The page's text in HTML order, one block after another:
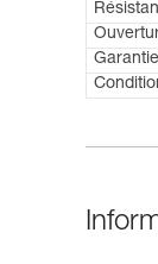
Garantie